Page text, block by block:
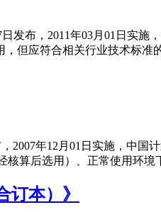
日发布，2011年03月01日实
但应符合相关行业技术标
2007年12月01日实施，中
核算后选用）、正常使用环
订本）》